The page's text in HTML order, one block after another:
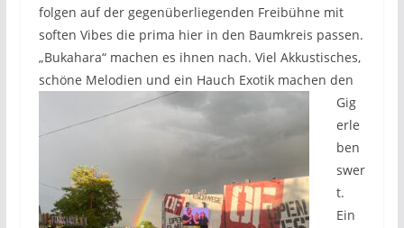
folgen auf der gegenüberliegenden Freibühne mit
soften Vibes die prima hier in den Baumkreis passen.
„Bukahara“ machen es ihnen nach. Viel Akkustisches,
schöne Melodien und ein Hauch Exotik machen den
Gig
erle
ben
swer
t.
Ein